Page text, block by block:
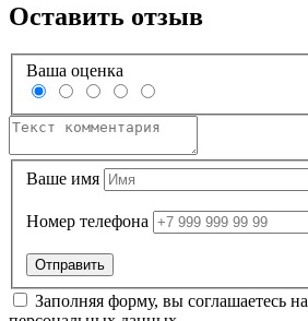
Оставить отзыв
Ваша оценка
Ваше имя
Номер телефона
Заполняя форму, вы соглашаетесь на